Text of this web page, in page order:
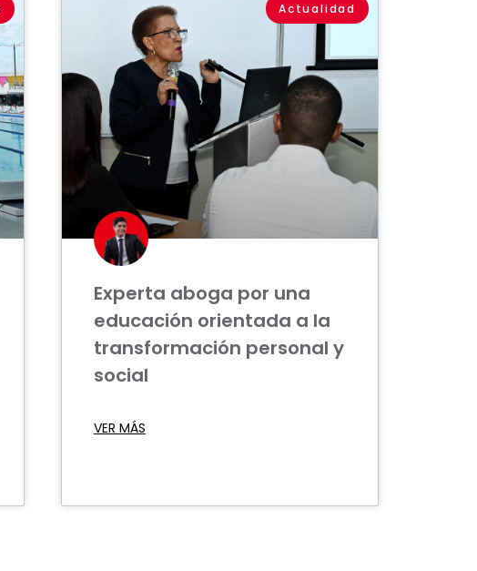
Actualidad
Experta aboga por una
educación orientada a la
transformación personal y
social
VER MÁS